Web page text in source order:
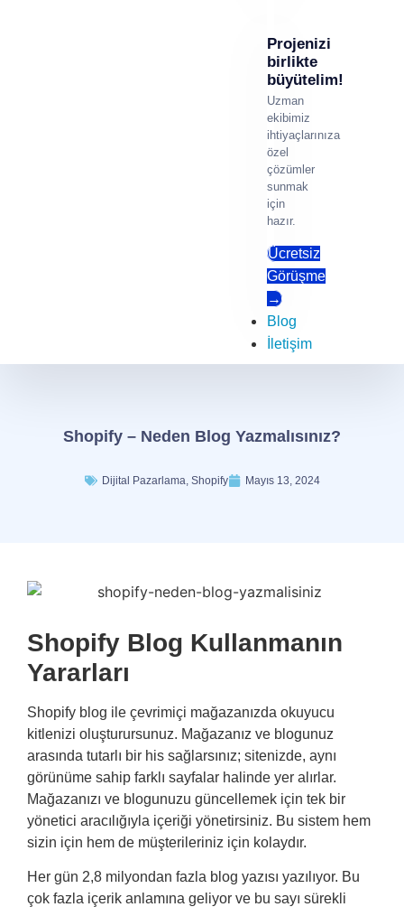
Projenizi
birlikte
büyütelim!
Uzman
ekibimiz
ihtiyaçlarınıza
özel
çözümler
sunmak
için
hazır.
Ücretsiz
Görüşme
→
Blog
İletişim
Shopify – Neden Blog Yazmalısınız?
Dijital Pazarlama, Shopify Mayıs 13, 2024
Shopify Blog Kullanmanın
Yararları
Shopify blog ile çevrimiçi mağazanızda okuyucu
kitlenizi oluşturursunuz. Mağazanız ve blogunuz
arasında tutarlı bir his sağlarsınız; sitenizde, aynı
görünüme sahip farklı sayfalar halinde yer alırlar.
Mağazanızı ve blogunuzu güncellemek için tek bir
yönetici aracılığıyla içeriği yönetirsiniz. Bu sistem hem
sizin için hem de müşterileriniz için kolaydır.
Her gün 2,8 milyondan fazla blog yazısı yazılıyor. Bu
çok fazla içerik anlamına geliyor ve bu sayı sürekli